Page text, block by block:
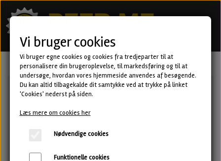
Vi bruger cookies
Vi bruger egne cookies og cookies fra tredjeparter til at
personalisere din brugeroplevelse, til markedsføring og til at
undersøge, hvordan vores hjemmeside anvendes af besøgende.
Du kan altid tilbagekalde dit samtykke ved at trykke på linket
'Cookies' nederst på siden.
Læs mere om cookies her
Nødvendige cookies
Funktionelle cookies